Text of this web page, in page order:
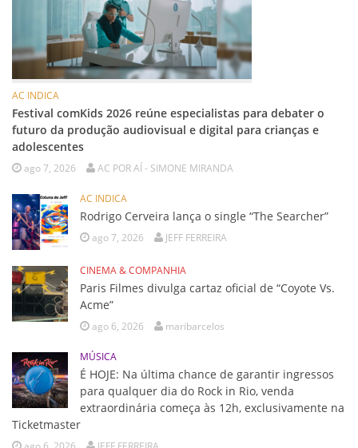
AC INDICA
Festival comKids 2026 reúne especialistas para debater o
futuro da produção audiovisual e digital para crianças e
adolescentes
ago 7, 2026 AC POR AÍ - SIMONE MIRANDA
AC INDICA
Rodrigo Cerveira lança o single “The Searcher”
ago 7, 2026 JEFF FERREIRA
CINEMA & COMPANHIA
Paris Filmes divulga cartaz oficial de “Coyote Vs.
Acme”
ago 6, 2026 maribarcelos
MÚSICA
É HOJE: Na última chance de garantir ingressos
para qualquer dia do Rock in Rio, venda
extraordinária começa às 12h, exclusivamente na
Ticketmaster